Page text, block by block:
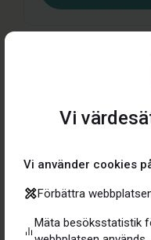
Vi
Vi använder cookies
Förbättra
Mäta besöksstatistik
Effektiv